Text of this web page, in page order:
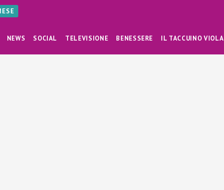
NEWS SOCIAL TELEVISIONE BENESSERE IL TACCUINO VIOLA